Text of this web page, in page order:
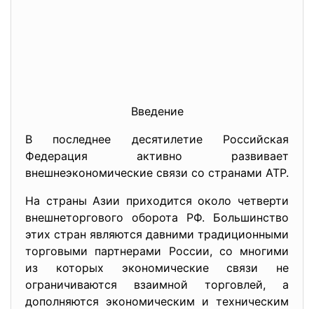
Введение
В последнее десятилетие Российская
Федерация активно развивает
внешнеэкономические связи со странами АТР.
На страны Азии приходится около четверти
внешнеторгового оборота РФ. Большинство
этих стран являются давними традиционными
торговыми партнерами России, со многими
из которых экономические связи не
ограничиваются взаимной торговлей, а
дополняются экономическим и техническим